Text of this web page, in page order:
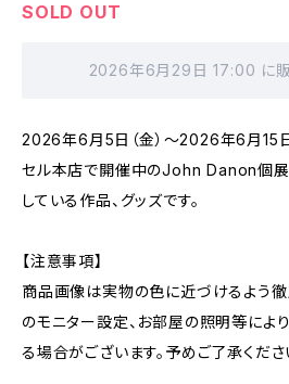
SOLD OUT
2026年6月29日 17:00 に
2026年6月5日（金）～2026年6月15日
セル本店で開催中のJohn Danon個展
している作品、グッズです。
【注意事項】
商品画像は実物の色に近づけるよう徹
のモニター設定、お部屋の照明等によ
る場合がございます。予めご了承くださ